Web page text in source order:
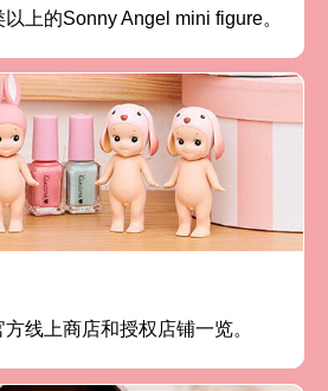
上的Sonny Angel mini figure。
线上商店和授权店铺一览。